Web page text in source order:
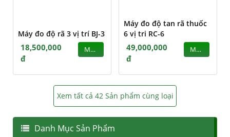
Máy đo độ rã 3 vị trí BJ-3
18,500,000
đ
MUA
Máy đo độ tan rã thuốc
6 vị tri RC-6
49,000,000
đ
MUA
Xem tất cả 42 Sản phẩm cùng loại
Danh Mục Sản Phẩm